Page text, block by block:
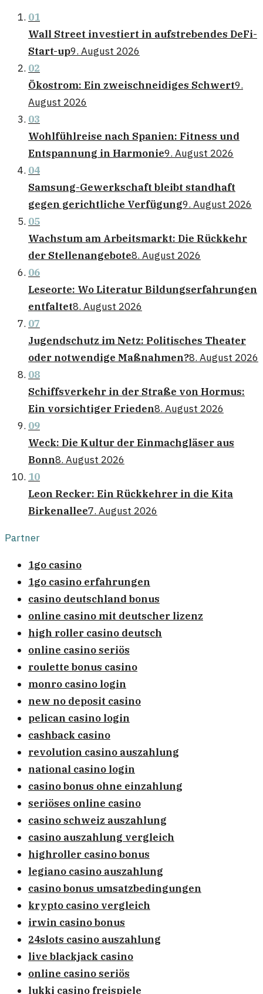
01
Wall Street investiert in aufstrebendes DeFi-
Start-up9. August 2026
02
Ökostrom: Ein zweischneidiges Schwert9.
August 2026
03
Wohlfühlreise nach Spanien: Fitness und
Entspannung in Harmonie9. August 2026
04
Samsung-Gewerkschaft bleibt standhaft
gegen gerichtliche Verfügung9. August 2026
05
Wachstum am Arbeitsmarkt: Die Rückkehr
der Stellenangebote8. August 2026
06
Leseorte: Wo Literatur Bildungserfahrungen
entfaltet8. August 2026
07
Jugendschutz im Netz: Politisches Theater
oder notwendige Maßnahmen?8. August 2026
08
Schiffsverkehr in der Straße von Hormus:
Ein vorsichtiger Frieden8. August 2026
09
Weck: Die Kultur der Einmachgläser aus
Bonn8. August 2026
10
Leon Recker: Ein Rückkehrer in die Kita
Birkenallee7. August 2026
Partner
1go casino
1go casino erfahrungen
casino deutschland bonus
online casino mit deutscher lizenz
high roller casino deutsch
online casino seriös
roulette bonus casino
monro casino login
new no deposit casino
pelican casino login
cashback casino
revolution casino auszahlung
national casino login
casino bonus ohne einzahlung
seriöses online casino
casino schweiz auszahlung
casino auszahlung vergleich
highroller casino bonus
legiano casino auszahlung
casino bonus umsatzbedingungen
krypto casino vergleich
irwin casino bonus
24slots casino auszahlung
live blackjack casino
online casino seriös
lukki casino freispiele